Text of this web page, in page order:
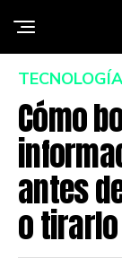
TECNOLOGÍA
Cómo
antes
o tirarlo